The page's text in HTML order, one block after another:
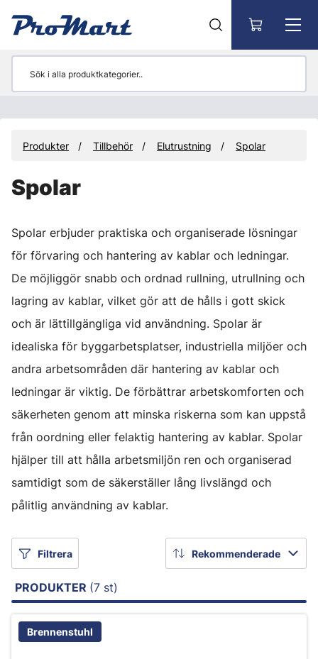
Produkter Tillbehör Elutrustning Spolar
Spolar
Spolar erbjuder praktiska och organiserade lösningar
för förvaring och hantering av kablar och ledningar.
De möjliggör snabb och ordnad rullning, utrullning och
lagring av kablar, vilket gör att de hålls i gott skick
och är lättillgängliga vid användning. Spolar är
idealiska för byggarbetsplatser, industriella miljöer och
andra arbetsområden där hantering av kablar och
ledningar är viktig. De förbättrar arbetskomforten och
säkerheten genom att minska riskerna som kan uppstå
från oordning eller felaktig hantering av kablar. Spolar
hjälper till att hålla arbetsmiljön ren och organiserad
samtidigt som de säkerställer lång livslängd och
pålitlig användning av kablar.
Filtrera Rekommenderade
PRODUKTER (7 st)
Brennenstuhl